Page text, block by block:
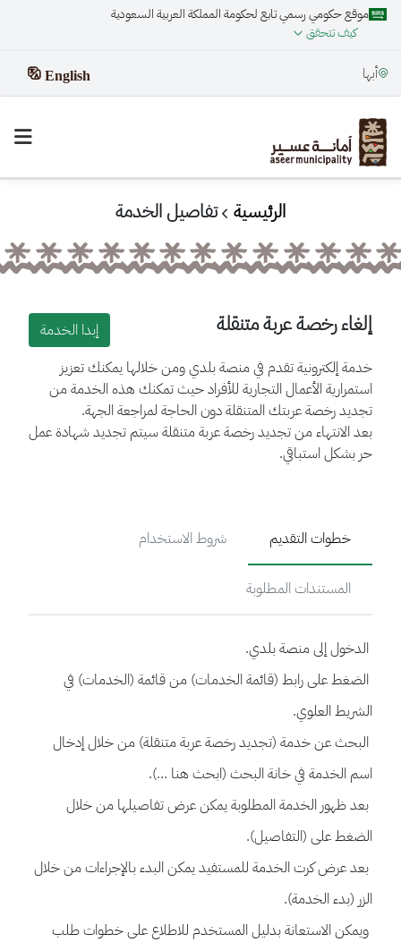
موقع حكومي رسمي تابع لحكومة المملكة العربية السعودية
كيف تتحقق
أبها English
الرئيسية تفاصيل الخدمة
إلغاء رخصة عربة متنقلة
إبدا الخدمة
خدمة إلكترونية تقدم في منصة بلدي ومن خلالها يمكنك تعزيز
استمرارية الأعمال التجارية للأفراد حيث تمكنك هذه الخدمة من
تجديد رخصة عربتك المتنقلة دون الحاجة لمراجعة الجهة.
بعد الانتهاء من تجديد رخصة عربة متنقلة سيتم تجديد شهادة عمل
حر بشكل استباقي.
خطوات التقديم شروط الاستخدام
المستندات المطلوبة
الدخول إلى منصة بلدي.
الضغط على رابط (قائمة الخدمات) من قائمة (الخدمات) في
الشريط العلوي.
البحث عن خدمة (تجديد رخصة عربة متنقلة) من خلال إدخال
اسم الخدمة في خانة البحث (ابحث هنا ...).
بعد ظهور الخدمة المطلوبة يمكن عرض تفاصيلها من خلال
الضغط على (التفاصيل).
بعد عرض كرت الخدمة للمستفيد يمكن البدء بالإجراءات من خلال
الزر (بدء الخدمة).
ويمكن الاستعانة بدليل المستخدم للاطلاع على خطوات طلب